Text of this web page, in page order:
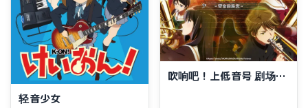
轻音少女
吹响吧！上低音号 剧场